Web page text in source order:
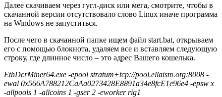
Далее скачиваем через гугл-диск или мега, смотрите, чтобы в
скачанной версии отсутствовало слово Linux иначе программа
на Windows не запуститься.
После чего в скачанной папке ищем файл start.bat, открываем
его с помощью блокнота, удаляем все и вставляем следующую
строку, где длинное число – это адрес Вашего кошелька.
EthDcrMiner64.exe -epool stratum+tcp://pool.ellaism.org:8008 -
ewal 0x566A788212CaAa0273428E8891a34e8fcE1e96e4 -epsw x
-allpools 1 -allcoins 1 -gser 2 -eworker rig1